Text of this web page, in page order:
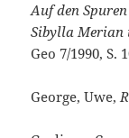
Auf den
Sibylla Merian
Geo 7/1990, S.
George, Uwe,